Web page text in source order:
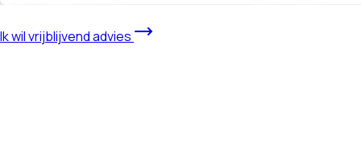
Ik wil vrijblijvend advies